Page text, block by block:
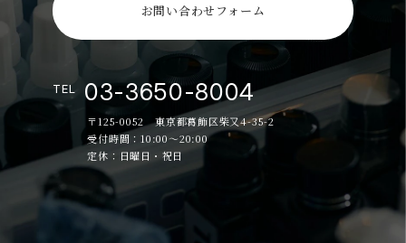
お問い合わせフォーム
TEL 03-3650-8004
〒125-0052 東京都葛飾区柴又4-35-2
受付時間：10:00～20:00
定休：日曜日・祝日